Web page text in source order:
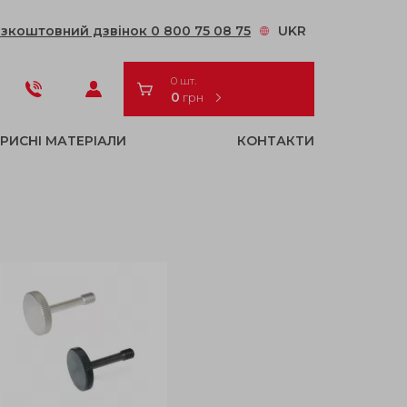
дзвінок 0 800 75 08 75 UKR
0 шт.
0 грн
МАТЕРІАЛИ КОНТАКТИ